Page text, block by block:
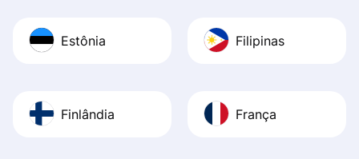
Estônia Filipinas
Finlândia França